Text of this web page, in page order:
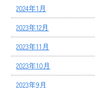
2024年1月
2023年12月
2023年11月
2023年10月
2023年9月